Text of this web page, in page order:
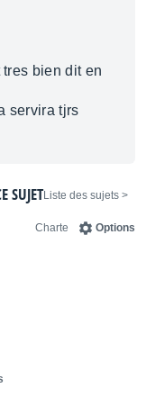
bien dit en
servira tjrs
< Liste des sujets
SUJET
Options
Charte